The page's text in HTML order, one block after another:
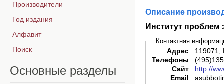
Описание
Институт
Контактная
Адрес
119071;
Телефоны
Сайт
http://
Email
Производители
Год издания
Алфавит
Поиск
Основные разделы